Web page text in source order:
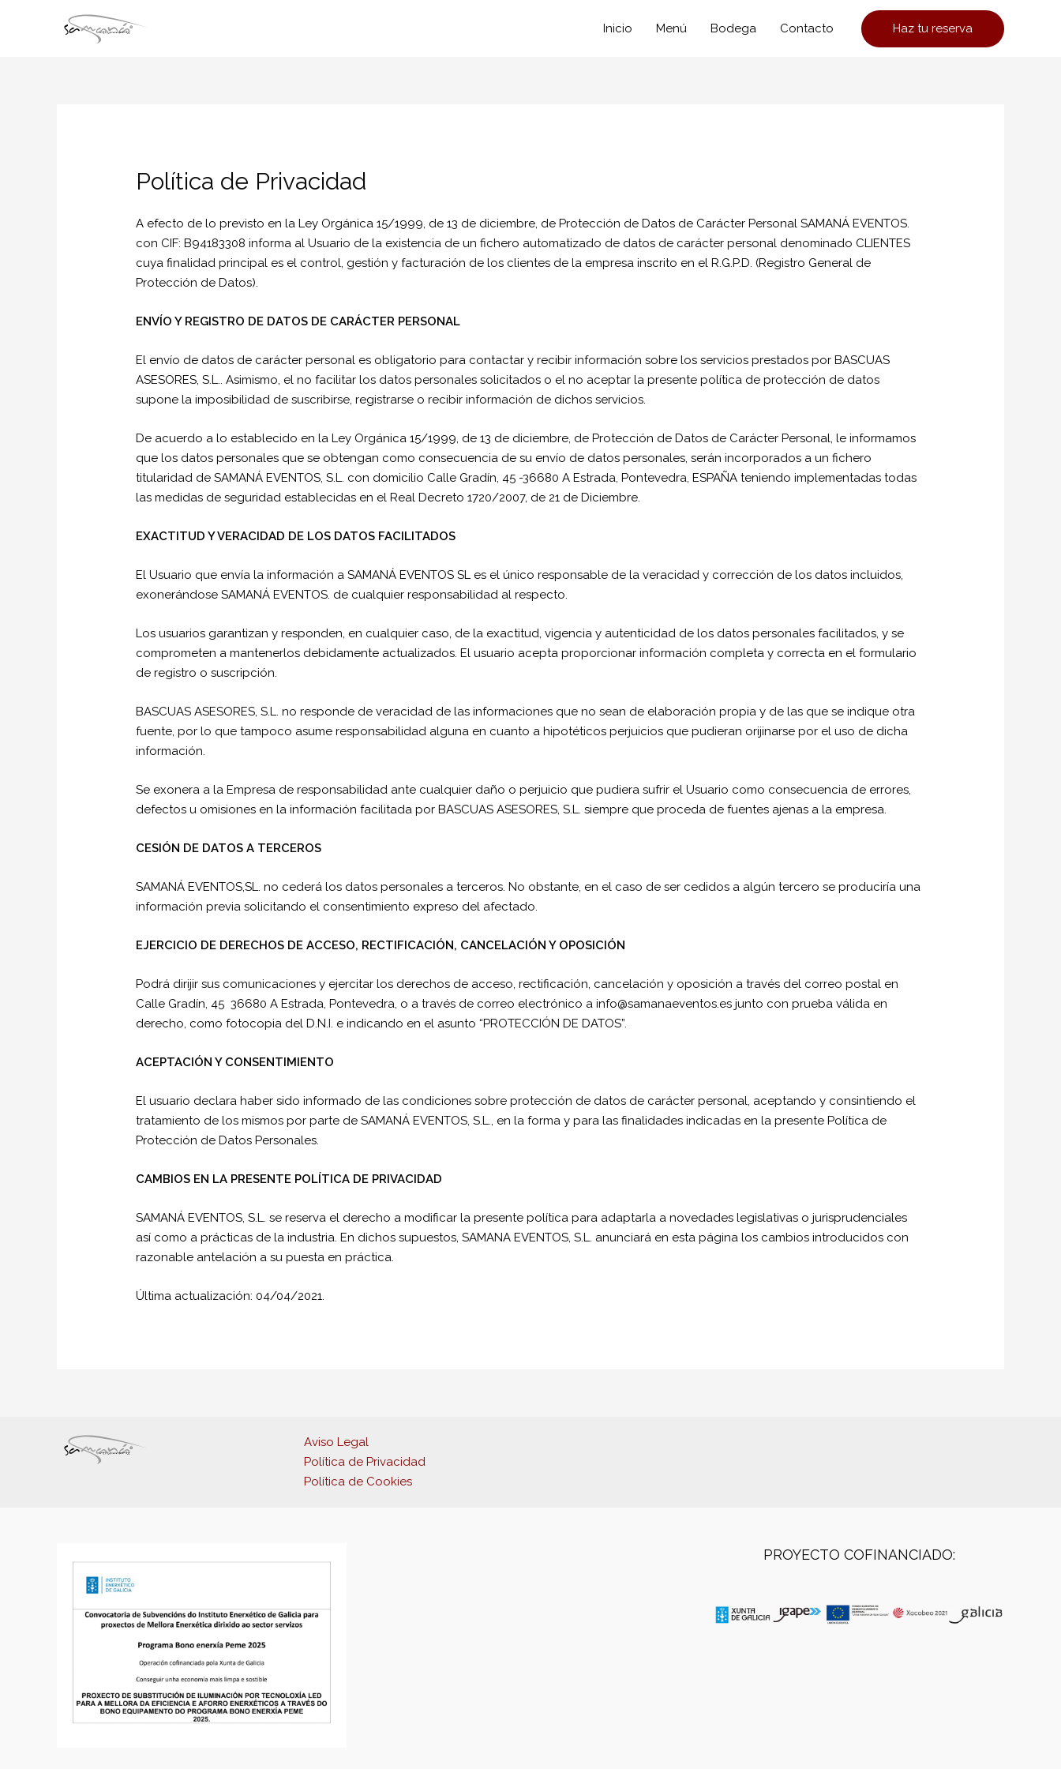
Inicio Menú Bodega Contacto Haz tu reserva
Política de Privacidad
A efecto de lo previsto en la Ley Orgánica 15/1999, de 13 de diciembre, de Protección de Datos de Carácter Personal SAMANÁ EVENTOS.
con CIF: B94183308 informa al Usuario de la existencia de un fichero automatizado de datos de carácter personal denominado CLIENTES
cuya finalidad principal es el control, gestión y facturación de los clientes de la empresa inscrito en el R.G.P.D. (Registro General de
Protección de Datos).
ENVÍO Y REGISTRO DE DATOS DE CARÁCTER PERSONAL
El envío de datos de carácter personal es obligatorio para contactar y recibir información sobre los servicios prestados por BASCUAS
ASESORES, S.L.. Asimismo, el no facilitar los datos personales solicitados o el no aceptar la presente política de protección de datos
supone la imposibilidad de suscribirse, registrarse o recibir información de dichos servicios.
De acuerdo a lo establecido en la Ley Orgánica 15/1999, de 13 de diciembre, de Protección de Datos de Carácter Personal, le informamos
que los datos personales que se obtengan como consecuencia de su envío de datos personales, serán incorporados a un fichero
titularidad de SAMANÁ EVENTOS, S.L. con domicilio Calle Gradín, 45 -36680 A Estrada, Pontevedra, ESPAÑA teniendo implementadas todas
las medidas de seguridad establecidas en el Real Decreto 1720/2007, de 21 de Diciembre.
EXACTITUD Y VERACIDAD DE LOS DATOS FACILITADOS
El Usuario que envía la información a SAMANÁ EVENTOS SL es el único responsable de la veracidad y corrección de los datos incluidos,
exonerándose SAMANÁ EVENTOS. de cualquier responsabilidad al respecto.
Los usuarios garantizan y responden, en cualquier caso, de la exactitud, vigencia y autenticidad de los datos personales facilitados, y se
comprometen a mantenerlos debidamente actualizados. El usuario acepta proporcionar información completa y correcta en el formulario
de registro o suscripción.
BASCUAS ASESORES, S.L. no responde de veracidad de las informaciones que no sean de elaboración propia y de las que se indique otra
fuente, por lo que tampoco asume responsabilidad alguna en cuanto a hipotéticos perjuicios que pudieran orijinarse por el uso de dicha
información.
Se exonera a la Empresa de responsabilidad ante cualquier daño o perjuicio que pudiera sufrir el Usuario como consecuencia de errores,
defectos u omisiones en la información facilitada por BASCUAS ASESORES, S.L. siempre que proceda de fuentes ajenas a la empresa.
CESIÓN DE DATOS A TERCEROS
SAMANÁ EVENTOS,SL. no cederá los datos personales a terceros. No obstante, en el caso de ser cedidos a algún tercero se produciría una
información previa solicitando el consentimiento expreso del afectado.
EJERCICIO DE DERECHOS DE ACCESO, RECTIFICACIÓN, CANCELACIÓN Y OPOSICIÓN
Podrá dirijir sus comunicaciones y ejercitar los derechos de acceso, rectificación, cancelación y oposición a través del correo postal en
Calle Gradín, 45 36680 A Estrada, Pontevedra, o a través de correo electrónico a info@samanaeventos.es junto con prueba válida en
derecho, como fotocopia del D.N.I. e indicando en el asunto “PROTECCIÓN DE DATOS”.
ACEPTACIÓN Y CONSENTIMIENTO
El usuario declara haber sido informado de las condiciones sobre protección de datos de carácter personal, aceptando y consintiendo el
tratamiento de los mismos por parte de SAMANÁ EVENTOS, S.L., en la forma y para las finalidades indicadas en la presente Política de
Protección de Datos Personales.
CAMBIOS EN LA PRESENTE POLÍTICA DE PRIVACIDAD
SAMANÁ EVENTOS, S.L. se reserva el derecho a modificar la presente política para adaptarla a novedades legislativas o jurisprudenciales
así como a prácticas de la industria. En dichos supuestos, SAMANA EVENTOS, S.L. anunciará en esta página los cambios introducidos con
razonable antelación a su puesta en práctica.
Última actualización: 04/04/2021.
Aviso Legal
Política de Privacidad
Política de Cookies
PROYECTO COFINANCIADO: